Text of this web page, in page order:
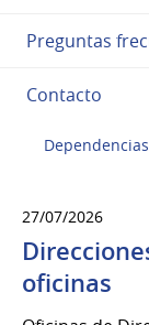
Preguntas
Contacto
Dependencias
27/07/2026
oficinas